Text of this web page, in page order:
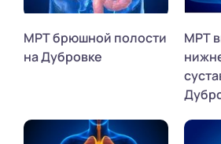
МРТ брюшной полости
на Дубровке
МРТ